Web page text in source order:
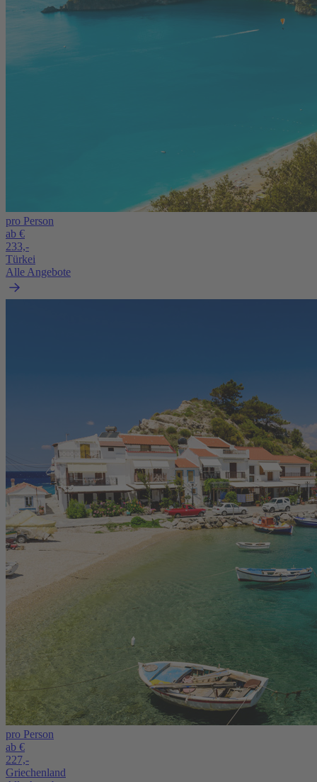
pro Person
ab €
233,-
Türkei
Alle Angebote
pro Person
ab €
227,-
Griechenland